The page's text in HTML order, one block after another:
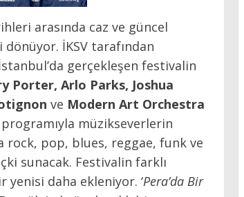
arasında caz ve güncel
İKSV tarafından
gerçekleşen festivalin
Porter, Arlo Parks, Joshua
ve Modern Art Orchestra
programıyla müzikseverlerin
rock, pop, blues, reggae, funk ve
sunacak. Festivalin farklı
yenisi daha ekleniyor. ‘Pera’da Bir